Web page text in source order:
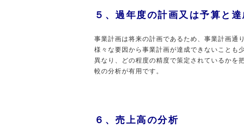
５、過年度の計画又は予算と
事業計画は将来の計画であるため、事業計画通
様々な要因から事業計画が達成できないことも
異なり、どの程度の精度で策定されているかを
較の分析が有用です。
６、売上高の分析